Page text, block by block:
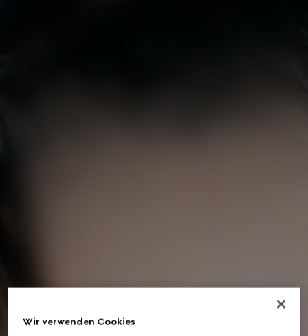
Wir verwenden Cookies